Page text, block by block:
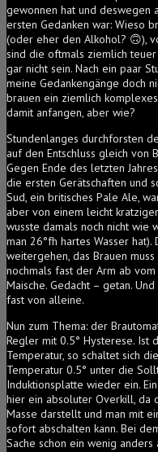
gewonnen hat und deswegen
ersten Gedanken war: Wieso
(oder eher den Alkohol? 🙃),
sind die oftmals ziemlich
gar nicht sein. Nach ein paar
meine Gedankengänge doch
brauen ein ziemlich
damit anfangen, aber wie?
Stundenlanges durchforsten
auf den Entschluss gleich von
Gegen Ende des letzten
die ersten Gerätschaften und
Sud, ein britisches Pale Ale,
aber von einem leicht
wusste damals noch nicht wie
man 26°fh hartes Wasser
weitergehen, das Brauen
nochmals fast der Arm ab
Maische. Gedacht – getan.
fast von alleine.
Nun zum Thema: der
Regler mit 0.5° Hysterese. Ist
Temperatur, so schaltet sich
Temperatur 0.5° unter die
Induktionsplatte wieder ein.
hier ein absoluter Overkill, da
Masse darstellt und man mit
sofort abschalten kann. Bei
Sache schon ein wenig anders